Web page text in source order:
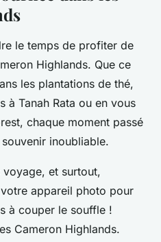
le temps de profiter de
Highlands. Que ce
les plantations de thé,
à Tanah Rata ou en vous
chaque moment passé
inoubliable.
et surtout,
appareil photo pour
à couper le souffle !
Cameron Highlands.